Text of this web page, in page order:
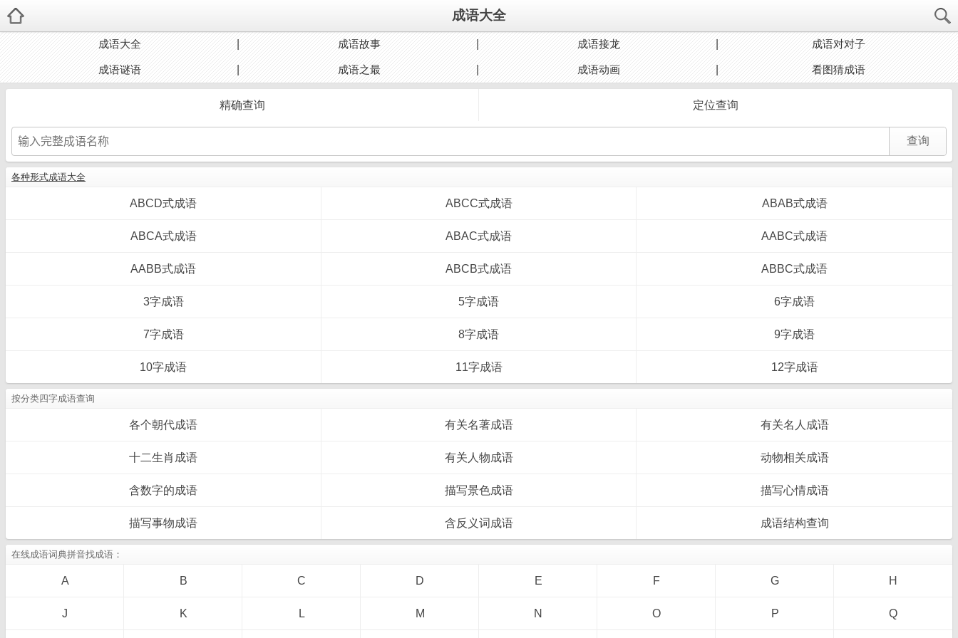
成语大全
成语大全 成语故事 成语接龙 成语对对子
成语谜语 成语之最 成语动画 看图猜成语
精确查询 定位查询
各种形式成语大全
ABCD式成语 ABCC式成语 ABAB式成语
ABCA式成语 ABAC式成语 AABC式成语
AABB式成语 ABCB式成语 ABBC式成语
3字成语 5字成语 6字成语
7字成语 8字成语 9字成语
10字成语 11字成语 12字成语
按分类四字成语查询
各个朝代成语 有关名著成语 有关名人成语
十二生肖成语 有关人物成语 动物相关成语
含数字的成语 描写景色成语 描写心情成语
描写事物成语 含反义词成语 成语结构查询
在线成语词典拼音找成语：
A B C D E F G H
J K L M N O P Q